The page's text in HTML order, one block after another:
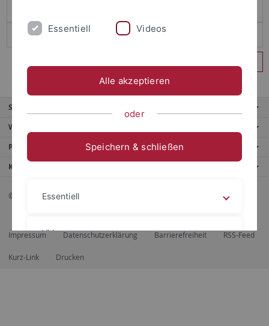
Service
Weitere Angebote
Portale
Kontaktinfo
© 2026 Eberhard Karls Universität Tübingen, Tübingen
Impressum Datenschutzerklärung Barrierefreiheit RSS-Feed
Kurz-Link Drucken
Essentiell Videos
Alle akzeptieren
oder
Speichern & schließen
Essentiell
Videos